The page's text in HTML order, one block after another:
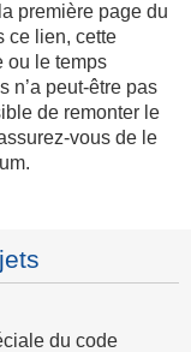
première page du
ce lien, cette
ou le temps
n’a peut-être pas
de remonter le
vous de le
du code